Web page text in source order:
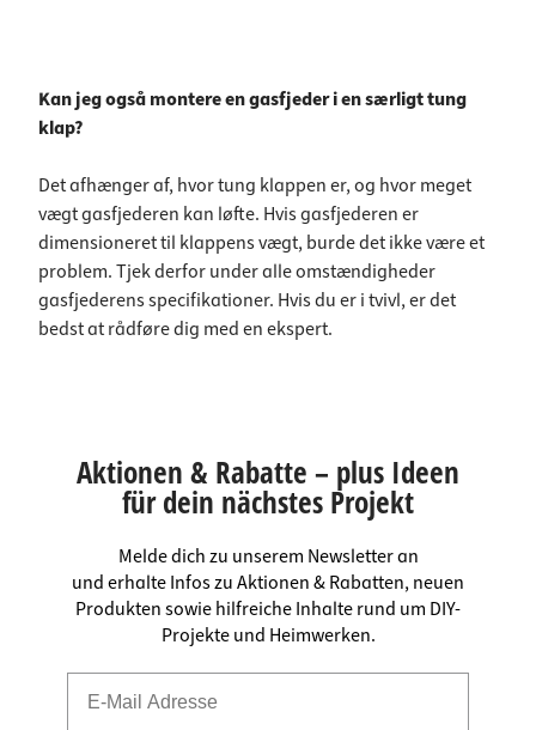
Kan jeg også montere en gasfjeder i en særligt tung
klap?
Det afhænger af, hvor tung klappen er, og hvor meget
vægt gasfjederen kan løfte. Hvis gasfjederen er
dimensioneret til klappens vægt, burde det ikke være et
problem. Tjek derfor under alle omstændigheder
gasfjederens specifikationer. Hvis du er i tvivl, er det
bedst at rådføre dig med en ekspert.
Aktionen & Rabatte – plus Ideen
für dein nächstes Projekt
Melde dich zu unserem Newsletter an
und erhalte Infos zu Aktionen & Rabatten, neuen
Produkten sowie hilfreiche Inhalte rund um DIY-
Projekte und Heimwerken.